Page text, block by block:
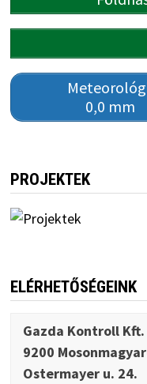
0,0 mm
PROJEKTEK
ELÉRHETŐSÉGEINK
Gazda Kontroll Kft.
9200
Ostermayer u. 24.